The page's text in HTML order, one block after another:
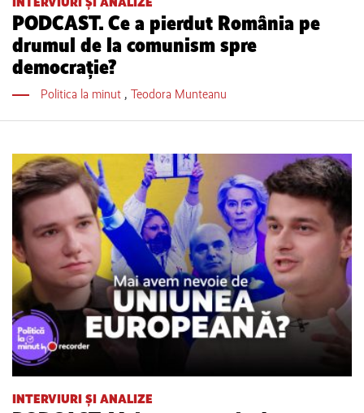
PODCAST. Ce a pierdut România pe
drumul de la comunism spre
democrație?
Politica la minut , Teodora Munteanu
INTERVIURI ȘI ANALIZE